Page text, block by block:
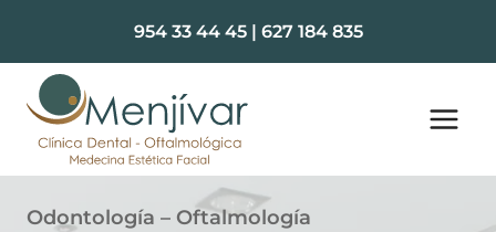
contenido
954 33 44 45| 627 184 835
Odontología – Oftalmología